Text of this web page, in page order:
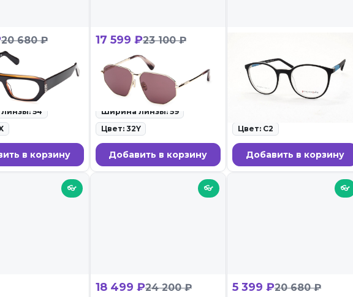
20 680 ₽
0029 56X
• Солнцезащитные
54
в корзину
17 599 ₽23 100 ₽
Max Mara MM 0143 32Y
ID: 117171 • Солнцезащитные
очки • 27.02.26
Ширина линзы: 59
Цвет: 32Y
Добавить в корзину
PENGUIN BABY 62619 С2
ID: 114666 • Оправы для очков •
27.02.26
Цвет: С2
Добавить в корзину
👓 👓
18 499 ₽24 200 ₽
👓
5 399 ₽20 680 ₽